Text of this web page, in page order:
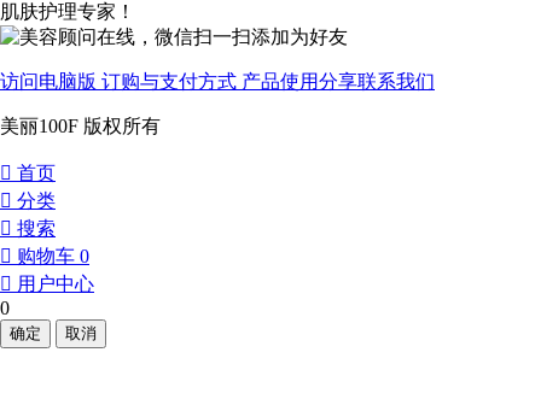
肌肤护理专家！
访问电脑版 订购与支付方式 产品使用分享联系我们
美丽100F 版权所有
󰀁 首页
󰀂 分类
󰀃 搜索
󰀄 购物车 0
󰀅 用户中心
0
确定 取消